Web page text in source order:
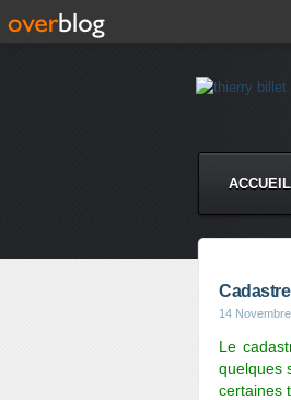
ACCUEIL
14
Le
quelques
certaines